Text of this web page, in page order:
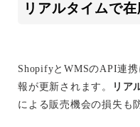
リアルタイムで
ShopifyとWMSのAPI連
報が更新されます。
リア
による販売機会の損失も